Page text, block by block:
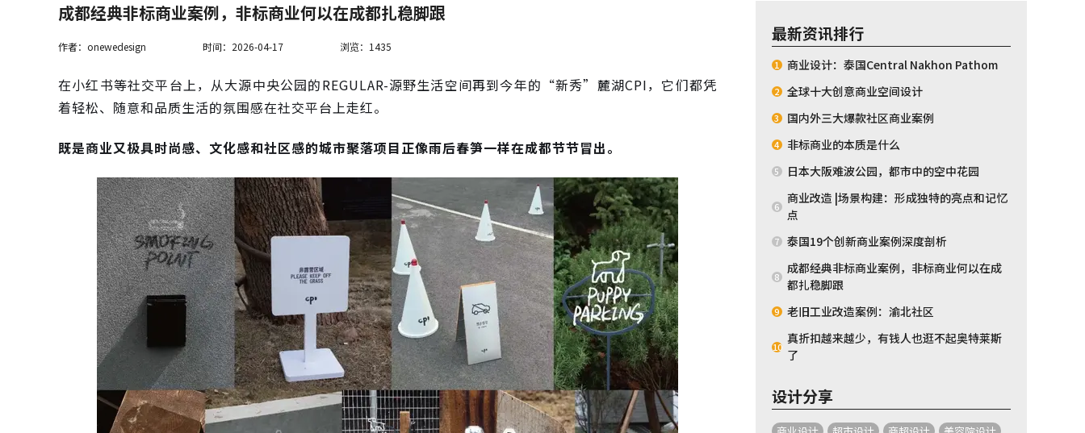
成都经典非标商业案例，非标商业何以在成都扎稳脚跟
作者：onewedesign 时间：2026-04-17 浏览：1435
在小红书等社交平台上，从大源中央公园的REGULAR-源野生活空间再到今年的“新秀”麓湖CPI，它们都凭
着轻松、随意和品质生活的氛围感在社交平台上走红。
既是商业又极具时尚感、文化感和社区感的城市聚落项目正像雨后春笋一样在成都节节冒出。
最新资讯排行
1 商业设计：泰国Central Nakhon Pathom
2 全球十大创意商业空间设计
3 国内外三大爆款社区商业案例
4 非标商业的本质是什么
5 日本大阪难波公园，都市中的空中花园
6
商业改造 |场景构建：形成独特的亮点和记忆
点
7 泰国19个创新商业案例深度剖析
8
成都经典非标商业案例，非标商业何以在成
都扎稳脚跟
9 老旧工业改造案例：渝北社区
10
真折扣越来越少，有钱人也逛不起奥特莱斯
了
设计分享